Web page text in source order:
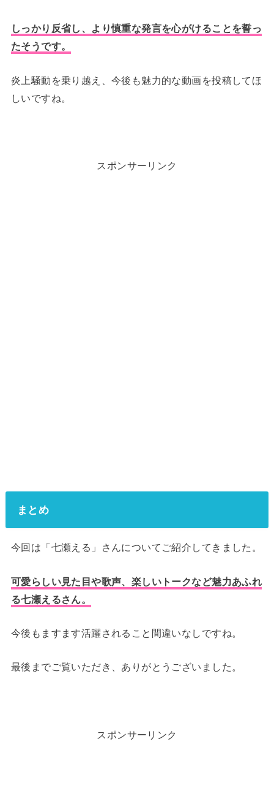
しっかり反省し、より慎重な発言を心がけることを誓っ
たそうです。
炎上騒動を乗り越え、今後も魅力的な動画を投稿してほ
しいですね。
スポンサーリンク
まとめ
今回は「七瀬える」さんについてご紹介してきました。
可愛らしい見た目や歌声、楽しいトークなど魅力あふれ
る七瀬えるさん。
今後もますます活躍されること間違いなしですね。
最後までご覧いただき、ありがとうございました。
スポンサーリンク